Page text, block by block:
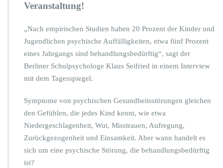
Veranstaltung!
„Nach empirischen Studien haben 20 Prozent der Kinder und
Jugendlichen psychische Auffälligkeiten, etwa fünf Prozent
eines Jahrgangs sind behandlungsbedürftig“, sagt der
Berliner Schulpsychologe Klaus Seifried in einem Interview
mit dem Tagesspiegel.
Symptome von psychischen Gesundheitsstörungen gleichen
den Gefühlen, die jedes Kind kennt, wie etwa
Niedergeschlagenheit, Wut, Misstrauen, Aufregung,
Zurückgezogenheit und Einsamkeit. Aber wann handelt es
sich um eine psychische Störung, die behandlungsbedürftig
ist?